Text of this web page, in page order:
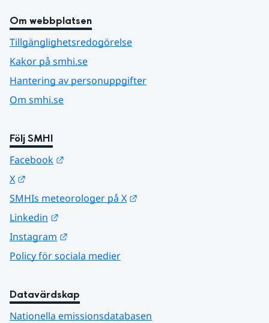
Om webbplatsen
Tillgänglighetsredogörelse
Kakor på smhi.se
Hantering av personuppgifter
Om smhi.se
Följ SMHI
Facebook
X
SMHIs meteorologer på X
Linkedin
Instagram
Policy för sociala medier
Datavärdskap
Nationella emissionsdatabasen